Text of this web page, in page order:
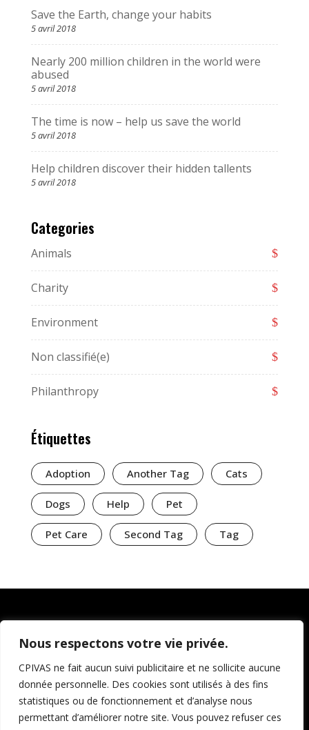
Nous respectons votre vie privée.
CPIVAS ne fait aucun suivi publicitaire et ne sollicite aucune
donnée personnelle. Des cookies sont utilisés à des fins
statistiques ou de fonctionnement et d’analyse nous
permettant d’améliorer notre site. Vous pouvez refuser ces
Save the Earth, change your habits
5 avril 2018
Nearly 200 million children in the world were
abused
5 avril 2018
The time is now – help us save the world
5 avril 2018
Help children discover their hidden tallents
5 avril 2018
Categories
Animals
Charity
Environment
Non classifié(e)
Philanthropy
Étiquettes
Adoption Another Tag Cats
Dogs Help Pet
Pet Care Second Tag Tag